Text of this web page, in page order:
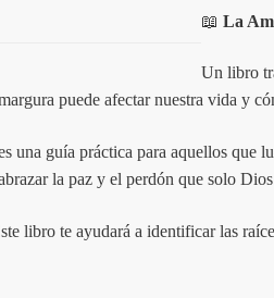
📖La
Un libro
puede afectar nuestra vida y
una guía práctica para aquellos que
la paz y el perdón que solo
libro te ayudará a identificar las